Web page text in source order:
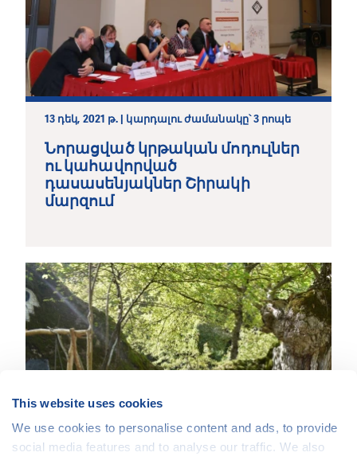
This website uses cookies
We use cookies to personalise content and ads, to provide
social media features and to analyse our traffic. We also
Նորացված կրթական մոդուլներ
ու կահավորված
դասասենյակներ Շիրակի
մարզում